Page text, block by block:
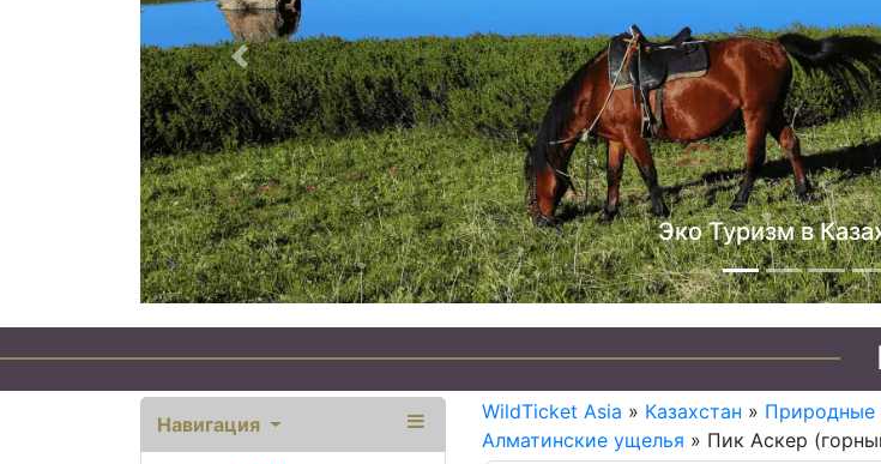
Джип
Предыдущий
Навигация
WildTicket Asia » Казахстан » Природные
Алматинские ущелья » Пик Аскер